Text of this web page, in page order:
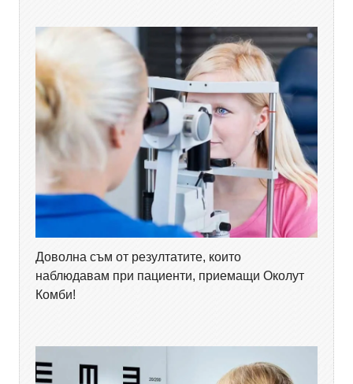
Доволна съм от резултатите, които
наблюдавам при пациенти, приемащи Околут
Комби!